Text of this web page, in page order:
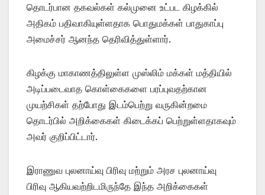
தொடர்பான தகவல்கள் கல்முனை உட்பட கிழக்கில்
அதிகம் பதிவாகியுள்ளதாக பொதுமக்கள் பாதுகாப்பு
அமைச்சர் ஆனந்த தெரிவித்துள்ளார்.
கிழக்கு மாகாணத்திலுள்ள முஸ்லிம் மக்கள் மத்தியில்
அடிப்படைவாத கொள்கைகளை பரப்புவதற்கான
முயற்சிகள் தற்போது இடம்பெற்று வருகின்றமை
தொடர்பில் அறிக்கைகள் கிடைக்கப் பெற்றுள்ளதாகவும்
அவர் குறிப்பிட்டார்.
இராணுவ புலனாய்வு பிரிவு மற்றும் அரச புலனாய்வு
பிரிவு ஆகியவற்றிடமிருந்தே இந்த அறிக்கைகள்